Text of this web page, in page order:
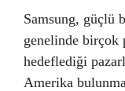
Samsung, güçlü
genelinde birçok
hedeflediği
Amerika